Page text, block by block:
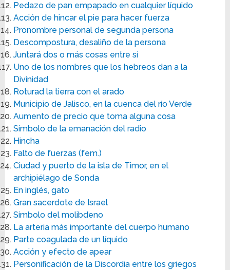
Pedazo de pan empapado en cualquier líquido
Acción de hincar el pie para hacer fuerza
Pronombre personal de segunda persona
Descompostura, desaliño de la persona
Juntará dos o más cosas entre sí
Uno de los nombres que los hebreos dan a la
Divinidad
Roturad la tierra con el arado
Municipio de Jalisco, en la cuenca del río Verde
Aumento de precio que toma alguna cosa
Símbolo de la emanación del radio
Hincha
Falto de fuerzas (fem.)
Ciudad y puerto de la isla de Timor, en el
archipiélago de Sonda
En inglés, gato
Gran sacerdote de Israel
Símbolo del molibdeno
La arteria más importante del cuerpo humano
Parte coagulada de un líquido
Acción y efecto de apear
Personificación de la Discordia entre los griegos